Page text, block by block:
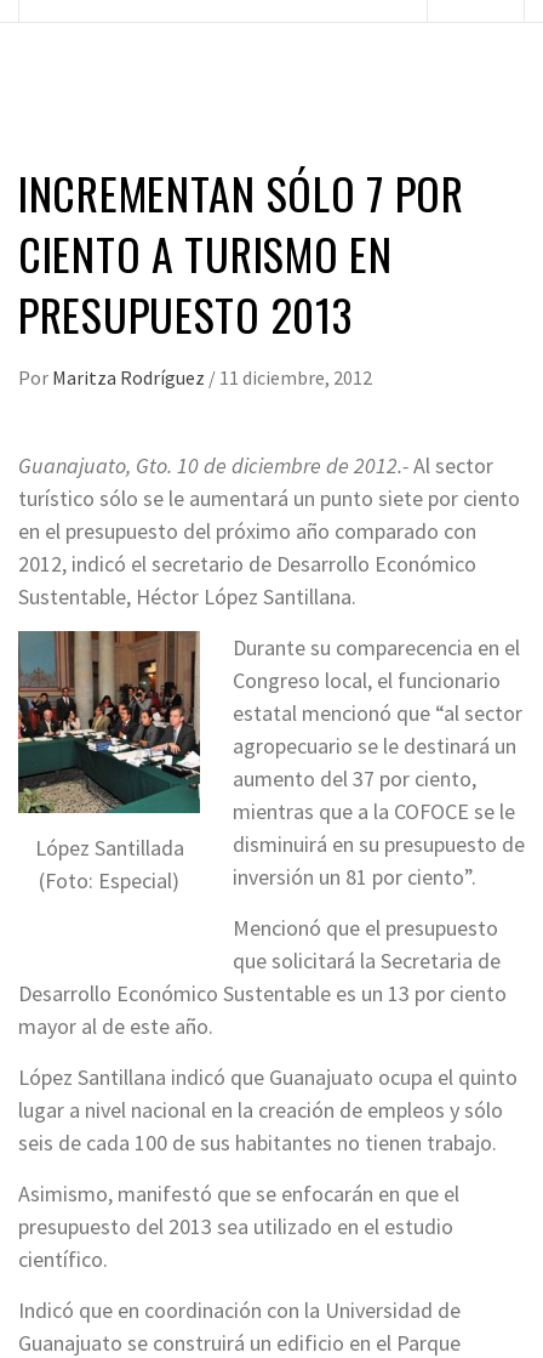
INCREMENTAN SÓLO 7 POR
CIENTO A TURISMO EN
PRESUPUESTO 2013
Por Maritza Rodríguez / 11 diciembre, 2012
Guanajuato, Gto. 10 de diciembre de 2012.-Al sector
turístico sólo se le aumentará un punto siete por ciento
en el presupuesto del próximo año comparado con
2012, indicó el secretario de Desarrollo Económico
Sustentable, Héctor López Santillana.
López Santillada
(Foto: Especial)
Durante su comparecencia en el
Congreso local, el funcionario
estatal mencionó que “al sector
agropecuario se le destinará un
aumento del 37 por ciento,
mientras que a la COFOCE se le
disminuirá en su presupuesto de
inversión un 81 por ciento”.
Mencionó que el presupuesto
que solicitará la Secretaria de
Desarrollo Económico Sustentable es un 13 por ciento
mayor al de este año.
López Santillana indicó que Guanajuato ocupa el quinto
lugar a nivel nacional en la creación de empleos y sólo
seis de cada 100 de sus habitantes no tienen trabajo.
Asimismo, manifestó que se enfocarán en que el
presupuesto del 2013 sea utilizado en el estudio
científico.
Indicó que en coordinación con la Universidad de
Guanajuato se construirá un edificio en el Parque